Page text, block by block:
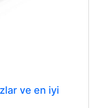
ve en iyi